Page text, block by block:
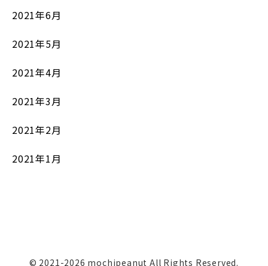
2021年6月
2021年5月
2021年4月
2021年3月
2021年2月
2021年1月
© 2021-2026 mochipeanut All Rights Reserved.